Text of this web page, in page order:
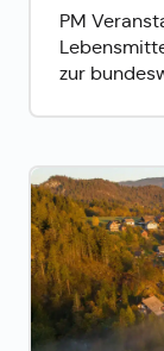
PM
zur